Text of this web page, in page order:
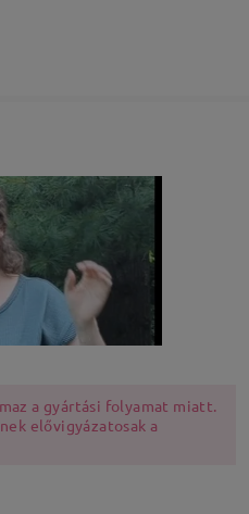
a gyártási folyamat miatt.
elővigyázatosak a